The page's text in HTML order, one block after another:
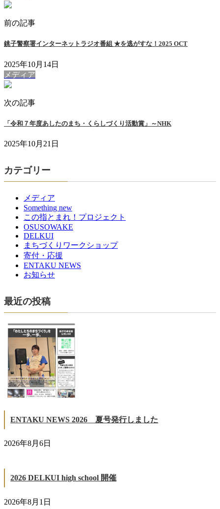
前の記事
銚子警察署インターネットラジオ番組 ★を逃がすな！2025 OCT
2025年10月14日
メディア
次の記事
「令和７年度あしたのまち・くらしづくり活動賞」～NHK
2025年10月21日
カテゴリー
メディア
Something new
この指とまれ！プロジェクト
OSUSOWAKE
DELKUI
まちづくりワークショップ
寄付・応援
ENTAKU NEWS
お知らせ
最近の投稿
ENTAKU NEWS 2026 夏号発行しました
2026年8月6日
2026 DELKUI high school 開催
2026年8月1日